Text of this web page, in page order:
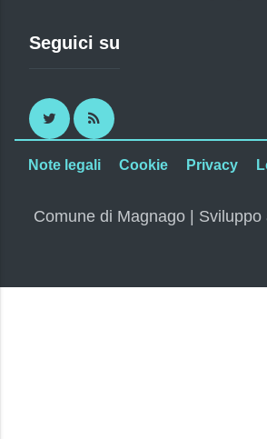
Seguici su
Twitter RSS
Note legali Cookie Privacy
Comune di Magnago | Sviluppo